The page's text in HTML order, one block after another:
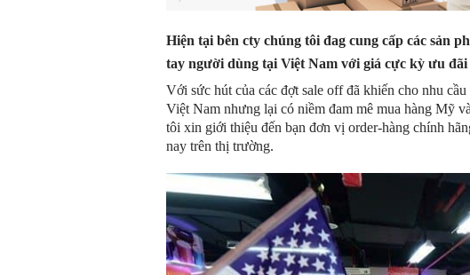
Hiện tại bên cty chúng tôi đag cung cấp các sản
tay người dùng tại Việt Nam với giá cực kỳ ưu đãi
Với sức hút của các đợt sale off đã khiến cho nhu
Việt Nam nhưng lại có niềm đam mê mua hàng Mỹ
tôi xin giới thiệu đến bạn đơn vị order­-­hàng chính
nay trên thị trường.